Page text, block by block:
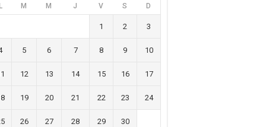
M M J V S D
1 2 3
5 6 7 8 9 10
12 13 14 15 16 17
19 20 21 22 23 24
26 27 28 29 30